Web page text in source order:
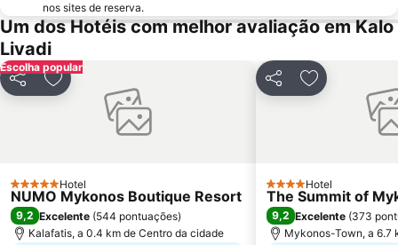
nos sites de reserva.
Um dos Hotéis com melhor avaliação em Kalo
Livadi
Escolha popular
PartilharAdicionar aos favoritos
5 EstrelasHotel
NUMO Mykonos Boutique Resort
9,2 Excelente (544 pontuações)
Kalafatis, a 0.4 km de Centro da cidade
PartilharAdicionar
4 Estrelas
Hotel
The Summit of
9,2 Excelente (373
Mykonos-Town, a 6.7